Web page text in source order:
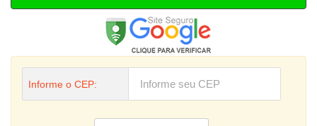
Informe o CEP: